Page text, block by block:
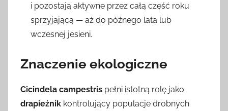
i pozostają aktywne przez całą część roku
sprzyjającą — aż do późnego lata lub
wczesnej jesieni.
Znaczenie ekologiczne
Cicindela campestris pełni istotną rolę jako
drapieżnik kontrolujący populacje drobnych